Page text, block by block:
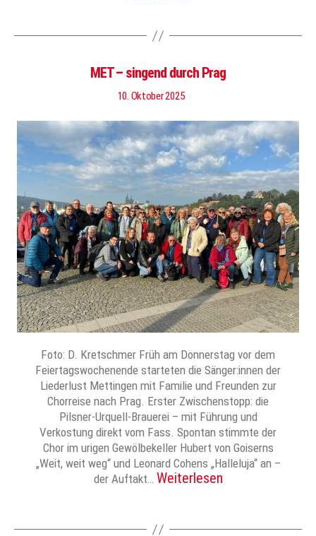
MET – singend durch Prag
10. Oktober 2025
Foto: D. Kretschmer Früh am Donnerstag vor dem
Feiertagswochenende starteten die Sänger:innen der
Liederlust Mettingen mit Familie und Freunden zur
Chorreise nach Prag. Erster Zwischenstopp: die
Pilsner-Urquell-Brauerei – mit Führung und
Verkostung direkt vom Fass. Spontan stimmte der
Chor im urigen Gewölbekeller Hubert von Goiserns
„Weit, weit weg“ und Leonard Cohens „Halleluja“ an –
der Auftakt… Weiterlesen